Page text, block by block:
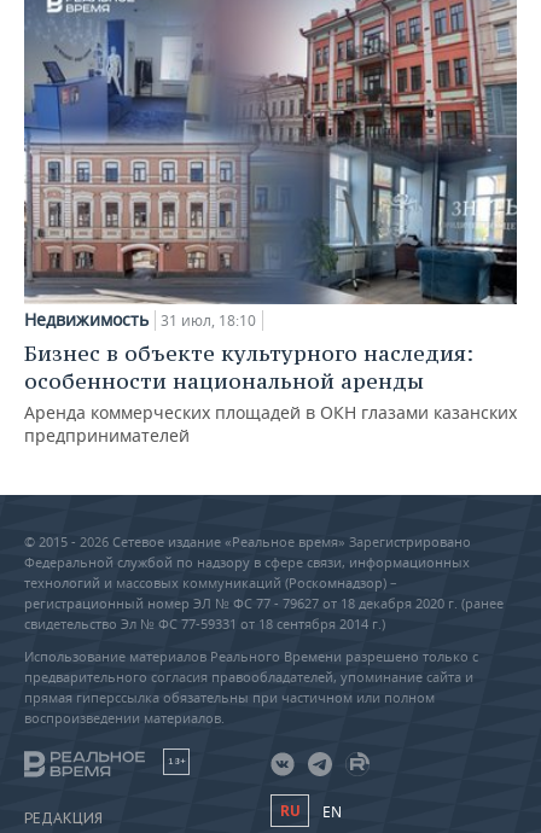
Недвижимость 31 июл, 18:10
Бизнес в объекте культурного наследия:
особенности национальной аренды
Аренда коммерческих площадей в ОКН глазами казанских
предпринимателей
© 2015 - 2026 Сетевое издание «Реальное время» Зарегистрировано
Федеральной службой по надзору в сфере связи, информационных
технологий и массовых коммуникаций (Роскомнадзор) –
регистрационный номер ЭЛ № ФС 77 - 79627 от 18 декабря 2020 г. (ранее
свидетельство Эл № ФС 77-59331 от 18 сентября 2014 г.)
Использование материалов Реального Времени разрешено только с
предварительного согласия правообладателей, упоминание сайта и
прямая гиперссылка обязательны при частичном или полном
воспроизведении материалов.
18+
РЕДАКЦИЯ RU EN